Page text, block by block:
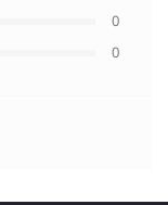
0
0